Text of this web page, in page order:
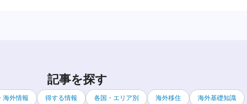
記事を探す
海外情報 得する情報 各国・エリア別 海外移住 海外基礎知識